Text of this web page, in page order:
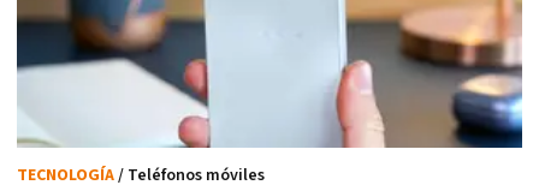
TECNOLOGÍA/ Teléfonos móviles